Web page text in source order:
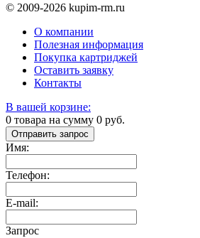
© 2009-2026 kupim-rm.ru
О компании
Полезная информация
Покупка картриджей
Оставить заявку
Контакты
В вашей корзине:
0 товара на сумму 0 руб.
Отправить запрос
Имя:
Телефон:
E-mail:
Запрос